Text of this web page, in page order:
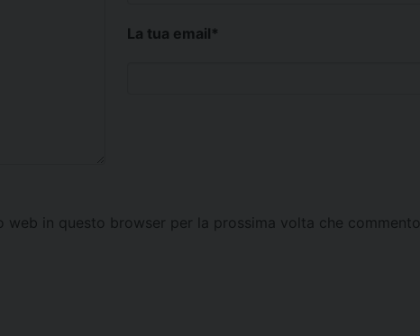
La tua email*
web in questo browser per la prossima volta che commento.